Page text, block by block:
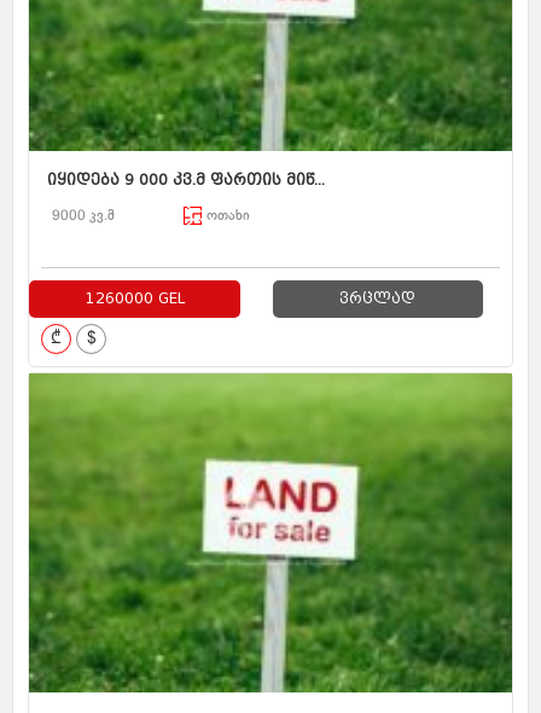
იყიდება 9 000 კვ.მ ფართის მიწ...
9000 კვ.მ ოთახი
1260000 GEL ვრცლად
₾ $